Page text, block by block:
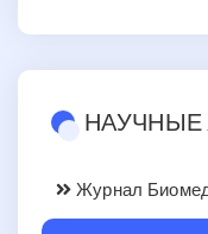
Журнал